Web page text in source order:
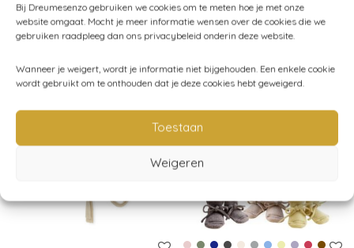
Bij Dreumesenzo gebruiken we cookies om te meten hoe je met onze
website omgaat. Mocht je meer informatie wensen over de cookies die we
gebruiken raadpleeg dan ons privacybeleid onderin deze website.
Wanneer je weigert, wordt je informatie niet bijgehouden. Een enkele cookie
wordt gebruikt om te onthouden dat je deze cookies hebt geweigerd.
Toestaan
Weigeren